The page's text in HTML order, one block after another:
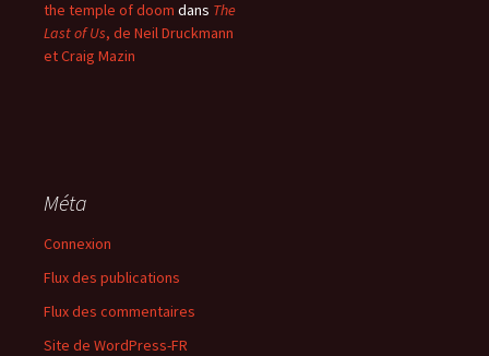
the temple of doom dans The
Last of Us, de Neil Druckmann
et Craig Mazin
Méta
Connexion
Flux des publications
Flux des commentaires
Site de WordPress-FR